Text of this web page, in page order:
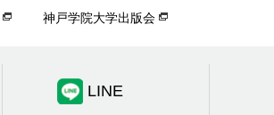
神戸学院大学出版会
LINE